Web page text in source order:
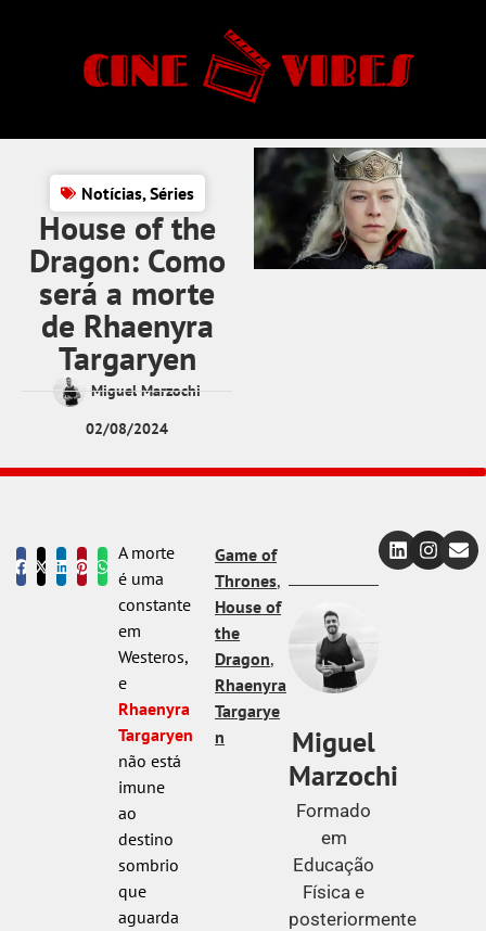
Notícias,Séries
House of the
Dragon: Como
será a morte
de Rhaenyra
Targaryen
Miguel Marzochi
02/08/2024
A morte
é uma
constante
em
Westeros,
e
Rhaenyra
Targaryen
não está
imune
ao
destino
sombrio
que
aguarda
Game of
Thrones,
House of
the
Dragon,
Rhaenyra
Targarye
n
Miguel
Marzochi
Formado
em
Educação
Física e
posteriormente